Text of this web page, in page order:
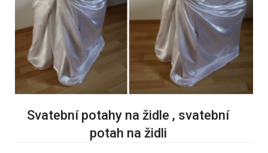
Svatební potahy na židle , svatební
potah na židli